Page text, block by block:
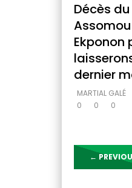
Décès
Ekponon
dernier
MARTIAL GALÉ
0
0 0
←